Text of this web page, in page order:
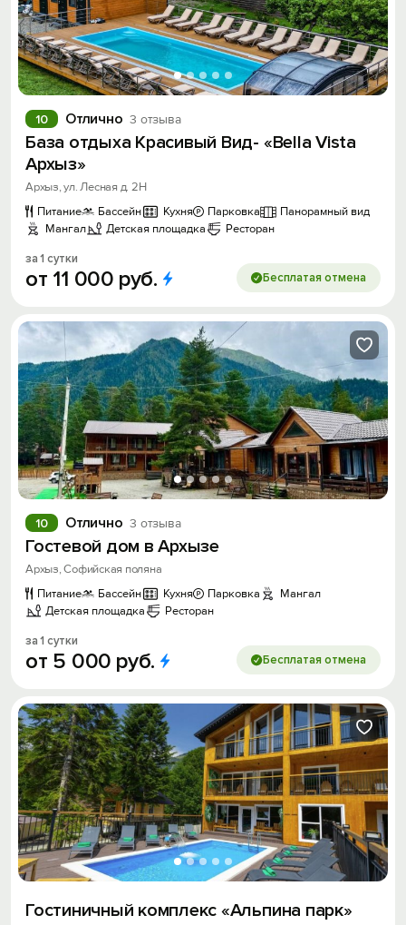
Отлично 3 отзыва
10
База отдыха Красивый Вид- «Bella Vista
Архыз»
Архыз, ул. Лесная д. 2Н
Питание
Бассейн Кухня Парковка
Панорамный вид
Мангал
Детская площадка Ресторан
за 1 сутки
от 11 000 руб. Бесплатая отмена
Отлично 3 отзыва
10
Гостевой дом в Архызе
Архыз, Cофийская поляна
Питание
Бассейн Кухня Парковка
Мангал
Детская площадка
Ресторан
за 1 сутки
от 5 000 руб. Бесплатая отмена
Гостиничный комплекс «Альпина парк»